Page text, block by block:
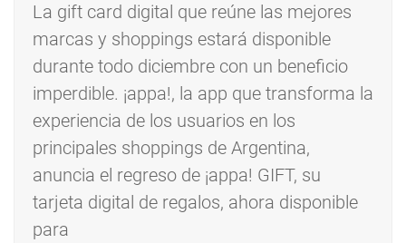
La gift card digital que reúne las mejores
marcas y shoppings estará disponible
durante todo diciembre con un beneficio
imperdible. ¡appa!, la app que transforma la
experiencia de los usuarios en los
principales shoppings de Argentina,
anuncia el regreso de ¡appa! GIFT, su
tarjeta digital de regalos, ahora disponible
para